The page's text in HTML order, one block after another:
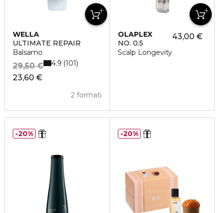
WELLA
ULTIMATE REPAIR
Balsamo
23,60 €
29,50 €
2 formati
4.9 101
OLAPLEX
NO. 0.5
Scalp Longevity
43,00 €
20% 20%